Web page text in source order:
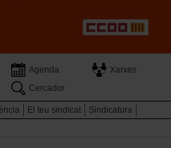
Agenda
Xarxes
Cercador
El teu sindicat
Sindicatura